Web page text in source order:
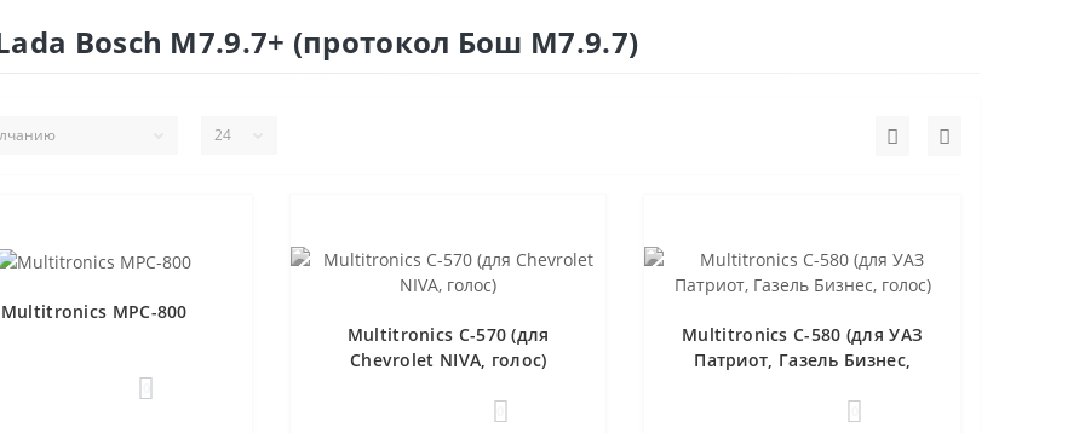
Bosch M7.9.7+ (протокол Бош М7.9.7)
Multitronics MPC-800
Multitronics C-570 (для
Chevrolet NIVA, голос)
Multitronics C-580 (для УАЗ
Патриот, Газель Бизнес,